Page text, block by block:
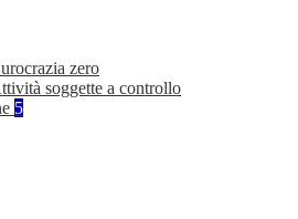
zero
soggette a controllo
5